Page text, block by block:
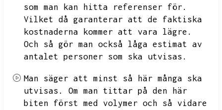
som man kan hitta referenser för.
Vilket då garanterar att de faktiska
kostnaderna kommer att vara lägre.
Och så gör man också låga estimat av
antalet personer som ska utvisas.
Man säger att minst så här många ska
utvisas.
Om man tittar på den här
biten först med volymer och så vidare